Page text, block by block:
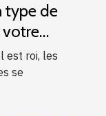
type de
votre
est roi, les
se